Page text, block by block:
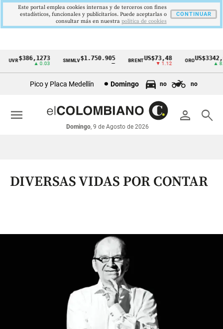
Cintillo
económicos
Colombia
UVR$386,1273
▲ 0.03
SMMLV$1.750.905 BRENTUS$73,48
▼ 1.12
OROUS$3342,60
▲ 8.20
Pico y Placa Medellín Domingo no no
person search
Domingo, 9 de Agosto de 2026
menu
DIVERSAS VIDAS POR CONTAR
Este portal emplea cookies internas y de terceros con fines
estadísticos, funcionales y publicitarios. Puede aceptarlas o
consultar más en nuestra politica de cookies
CONTINUAR